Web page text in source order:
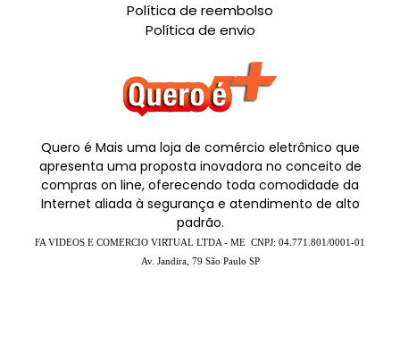
Política de reembolso
Política de envio
Quero é Mais uma loja de comércio eletrônico que
apresenta uma proposta inovadora no conceito de
compras on line, oferecendo toda comodidade da
Internet aliada à segurança e atendimento de alto
padrão.
FA VIDEOS E COMERCIO VIRTUAL LTDA - ME CNPJ: 04.771.801/0001-01
Av. Jandira, 79 São Paulo SP